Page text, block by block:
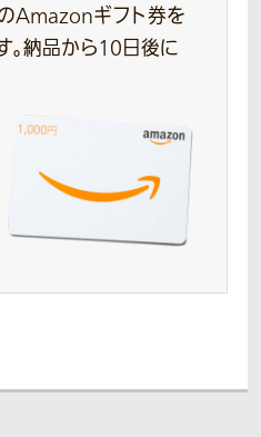
Amazonギフト券を
納品から10日後に